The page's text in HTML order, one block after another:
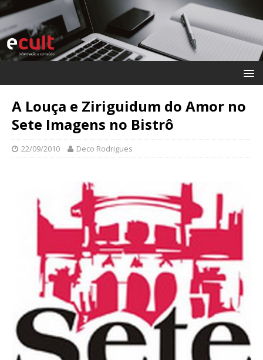
A Louça e Ziriguidum do Amor no
Sete Imagens no Bistrô
22/09/2010 Deco Rodrigues